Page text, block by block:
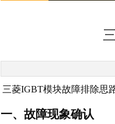
三菱IGBT模块故障排除思
一、故障现象确认